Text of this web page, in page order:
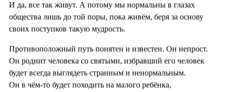
И да, все так живут. А потому мы нормальны в глазах
общества лишь до той поры, пока живём, беря за основу
своих поступков такую мудрость.
Противоположный путь понятен и известен. Он непрост.
Он роднит человека со святыми, избравший его человек
будет всегда выглядеть странным и ненормальным.
Он в чём-то будет походить на малого ребёнка,